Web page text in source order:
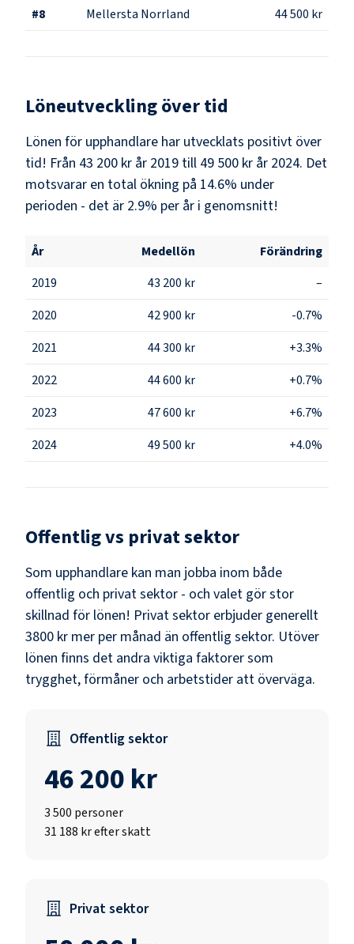
#8 Mellersta Norrland 44 500 kr
Löneutveckling över tid
Lönen för upphandlare har utvecklats positivt över
tid! Från 43 200 kr år 2019 till 49 500 kr år 2024. Det
motsvarar en total ökning på 14.6% under
perioden - det är 2.9% per år i genomsnitt!
År Medellön
Förändring
2019
43 200 kr
–
2020
42 900 kr
-0.7%
2021
44 300 kr
+3.3%
2022
44 600 kr
+0.7%
2023
47 600 kr
+6.7%
2024
49 500 kr +4.0%
Offentlig vs privat sektor
Som upphandlare kan man jobba inom både
offentlig och privat sektor - och valet gör stor
skillnad för lönen! Privat sektor erbjuder generellt
3800 kr mer per månad än offentlig sektor. Utöver
lönen finns det andra viktiga faktorer som
trygghet, förmåner och arbetstider att överväga.
Offentlig sektor
46 200 kr
3 500 personer
31 188 kr efter skatt
Privat sektor